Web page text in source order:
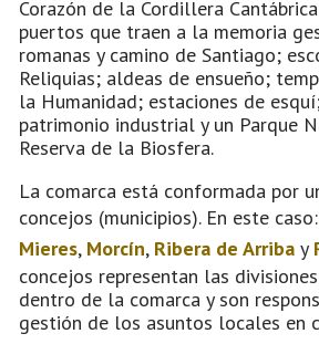
Corazón de la Cordillera
puertos que traen a la memoria
romanas y camino de Santiago;
Reliquias; aldeas de ensueño;
la Humanidad; estaciones de
patrimonio industrial y un Parque
Reserva de la Biosfera.
La comarca está conformada por
concejos (municipios). En este caso:
Mieres, Morcín, Ribera de Arriba y
concejos representan las
dentro de la comarca y son
gestión de los asuntos locales en